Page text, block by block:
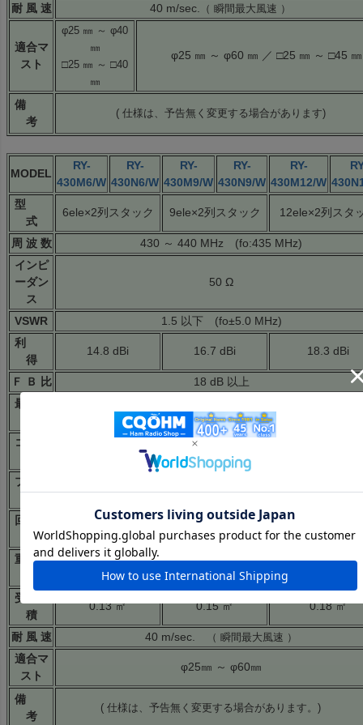
耐 風 速 40 m/sec. （ 瞬間最大風速 ）
適合マ
スト
φ25 ㎜ ～ φ40
㎜
□25 ㎜ ～ □40
㎜
φ25 ㎜ ～ φ60 ㎜ ／ □25 ㎜ ～ □45 ㎜
備
考
( 仕様は、予告無く変更する場合があります)
MODEL
RY-
430M6/W
RY-
430N6/W
RY-
430M9/W
RY-
430N9/W
RY-
430M12/W
型
式
6ele×2列スタック 9ele×2列スタック 12ele×2列スタ
周 波 数
430 ～ 440 MHz (fo:435 MHz)
インピ
ーダン
ス
50 Ω
VSWR
1.5 以下 (fo±5.0 MHz)
利
得
14.8 dBi 16.7 dBi 18.3 dBi
Ｆ Ｂ 比
18 dB 以上
最大入
200W (FM)
コネク
Ｎ－Ｊ Ｍ－Ｊ
ブーム
1,000 ㎜ 1,400 ㎜ 2,000 ㎜
回転半
径
1,050 ㎜
重
受風面
積
0.13 ㎡ 0.15 ㎡ 0.18 ㎡
耐 風 速 40 m/sec. （ 瞬間最大風速 ）
適合マ
スト
φ25㎜ ～ φ60㎜
備
考
( 仕様は、予告無く変更する場合があります。)